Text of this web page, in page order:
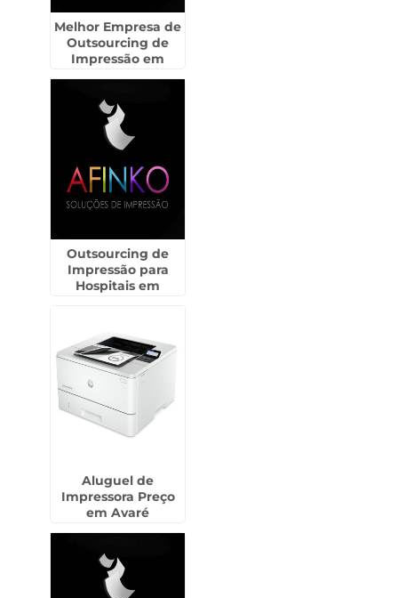
Melhor Empresa de
Outsourcing de
Impressão em
Outsourcing de
Impressão para
Hospitais em
Aluguel de
Impressora Preço
em Avaré